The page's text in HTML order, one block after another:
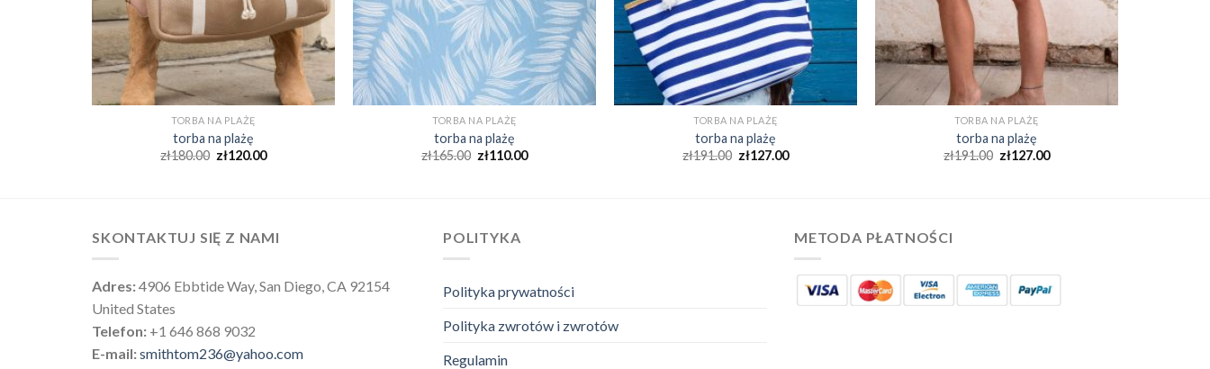
TORBA NA PLAŻĘ
torba na plażę
zł180.00 zł120.00
TORBA NA PLAŻĘ
torba na plażę
zł165.00 zł110.00
TORBA NA PLAŻĘ
torba na plażę
zł191.00 zł127.00
TORBA NA PLAŻĘ
torba na plażę
zł191.00 zł127.00
SKONTAKTUJ SIĘ Z NAMI
Adres:4906 Ebbtide Way, San Diego, CA 92154
United States
Telefon: +1 646 868 9032
E-mail:smithtom236@yahoo.com
POLITYKA
Polityka prywatności
Polityka zwrotów i zwrotów
Regulamin
METODA PŁATNOŚCI